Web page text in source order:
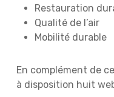
Restauration
Qualité de l’air
Mobilité durable
En complément de
à disposition huit